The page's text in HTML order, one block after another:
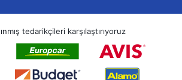
tedarikçileri karşılaştırıyoruz